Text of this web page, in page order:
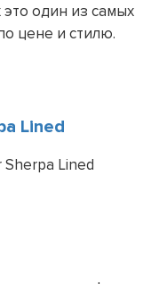
один из самых
цене и стилю.
Lined